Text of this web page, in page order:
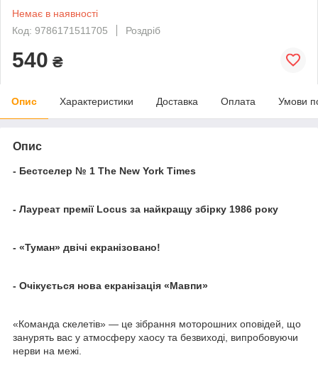
Немає в наявності
Код: 9786171511705
Роздріб
540 ₴
Опис Характеристики Доставка Оплата Умови
Опис
- Бестселер № 1 The New York Times
- Лауреат премії Locus за найкращу збірку 1986 року
- «Туман» двічі екранізовано!
- Очікується нова екранізація «Мавпи»
«Команда скелетів» — це зібрання моторошних оповідей, що
занурять вас у атмосферу хаосу та безвиході, випробовуючи
нерви на межі.